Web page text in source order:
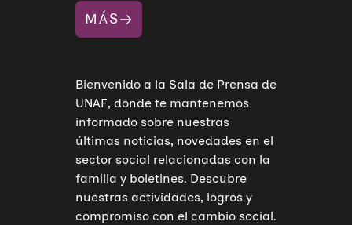
MÁS
Bienvenido a la Sala de Prensa de
UNAF, donde te mantenemos
informado sobre nuestras
últimas noticias, novedades en el
sector social relacionadas con la
familia y boletines. Descubre
nuestras actividades, logros y
compromiso con el cambio social.